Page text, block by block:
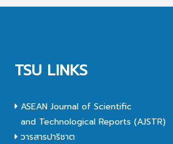
TSU LINKS
ASEAN Journal of Scientific
and Technological Reports (AJSTR)
วารสารปาริชาต